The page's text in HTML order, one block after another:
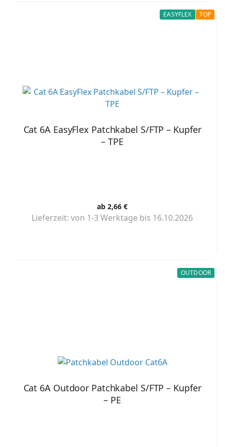
EASYFLEX TOP
Cat 6A EasyFlex Patchkabel S/FTP – Kupfer
– TPE
ab 2,66 €
Lieferzeit: von 1-3 Werktage bis 16.10.2026
OUTDOOR
Cat 6A Outdoor Patchkabel S/FTP – Kupfer
– PE